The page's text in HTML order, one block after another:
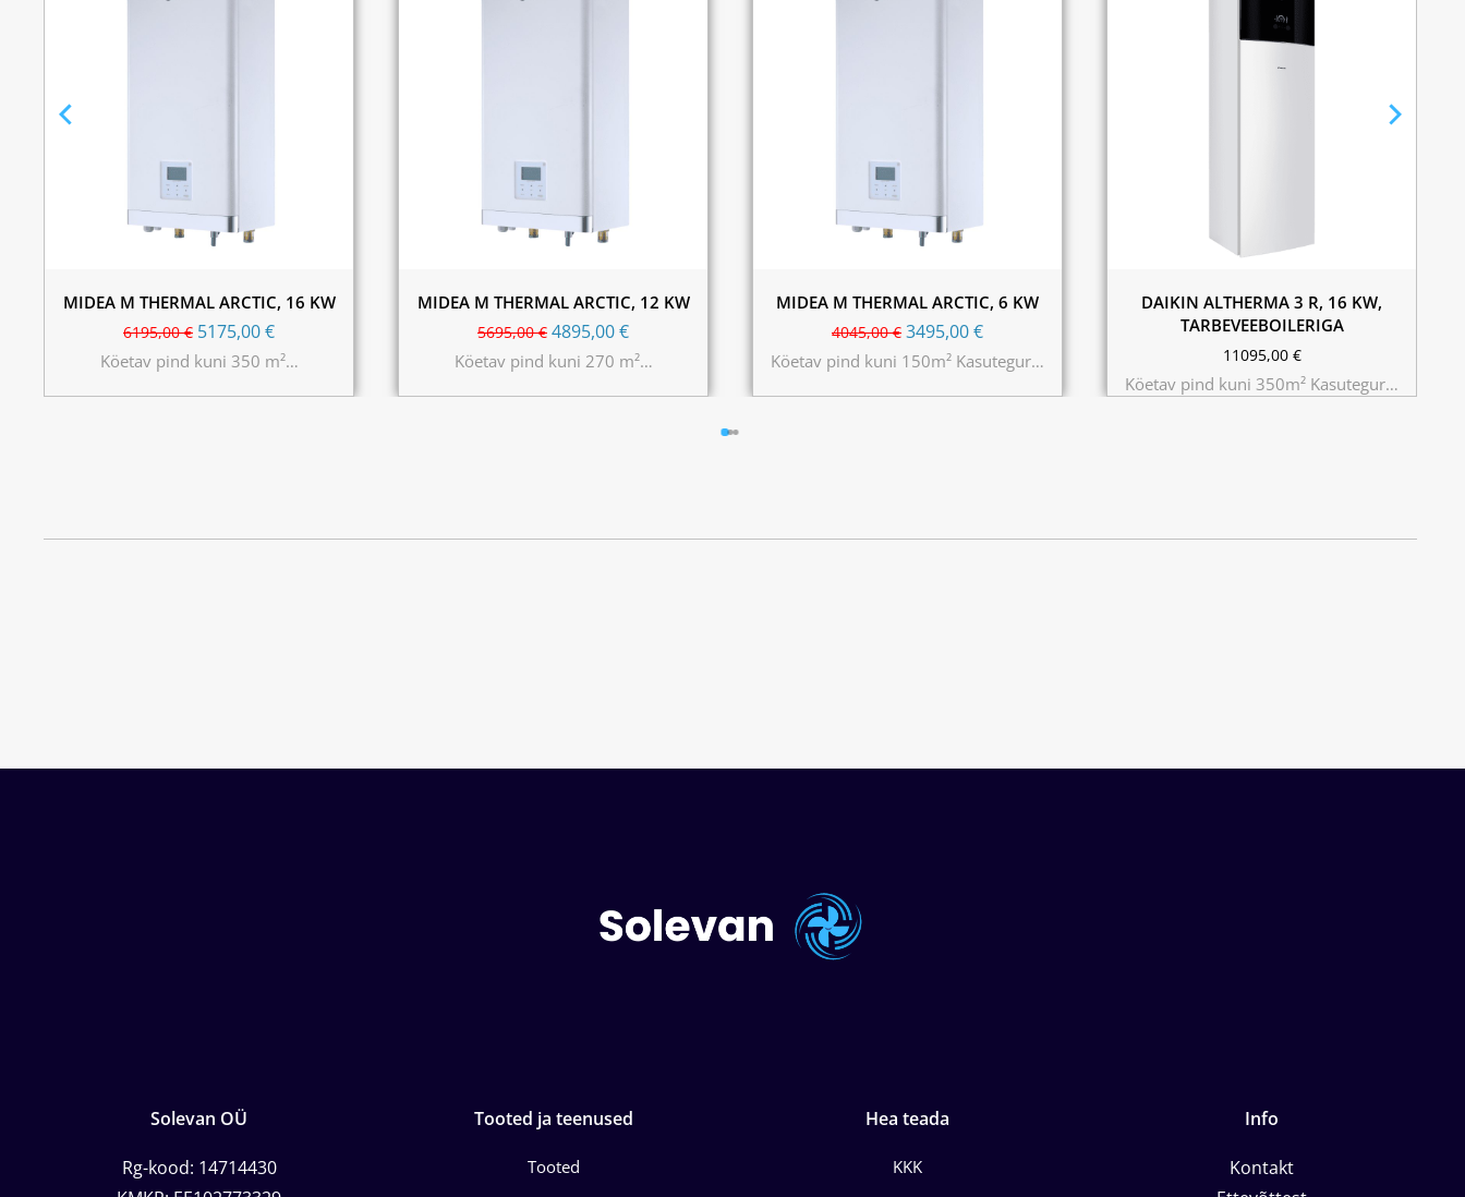
MIDEA M THERMAL ARCTIC, 16 KW
6195,00€ 5175,00€
Köetav pind kuni 350 m²…
MIDEA M THERMAL ARCTIC, 12 KW
5695,00€ 4895,00€
Köetav pind kuni 270 m²…
MIDEA M THERMAL ARCTIC, 6 KW
4045,00€ 3495,00€
Köetav pind kuni 150m² Kasutegur…
230L
DAIKIN ALTHERMA 3 R, 16 KW,
TARBEVEEBOILERIGA
11095,00 €
Köetav pind kuni 350m² Kasutegur…
Solevan OÜ
Rg-kood: 14714430
Tooted ja teenused
Tooted
Hea teada
KKK
Info
Kontakt